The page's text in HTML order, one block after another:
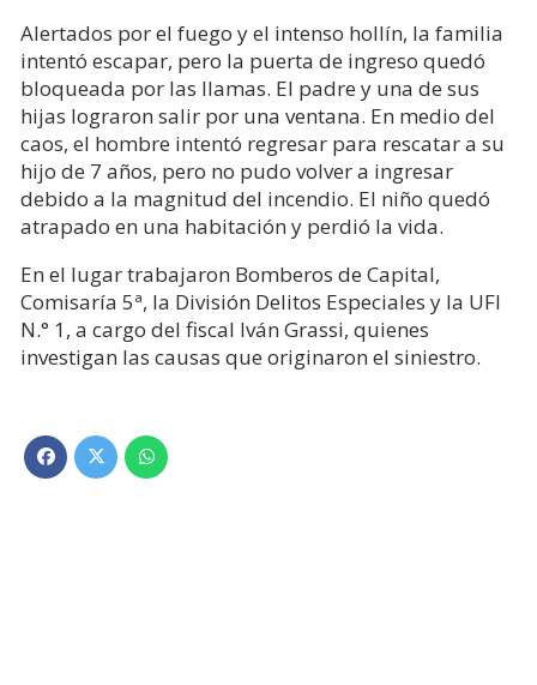
Alertados por el fuego y el intenso hollín, la familia
intentó escapar, pero la puerta de ingreso quedó
bloqueada por las llamas. El padre y una de sus
hijas lograron salir por una ventana. En medio del
caos, el hombre intentó regresar para rescatar a su
hijo de 7 años, pero no pudo volver a ingresar
debido a la magnitud del incendio. El niño quedó
atrapado en una habitación y perdió la vida.
En el lugar trabajaron Bomberos de Capital,
Comisaría 5ª, la División Delitos Especiales y la UFI
N.° 1, a cargo del fiscal Iván Grassi, quienes
investigan las causas que originaron el siniestro.